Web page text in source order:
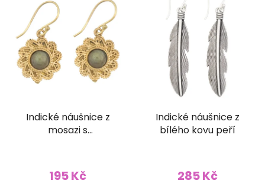
Indické náušnice z
mosazi s
195 Kč
Indické náušnice z
bílého kovu peří
285 Kč